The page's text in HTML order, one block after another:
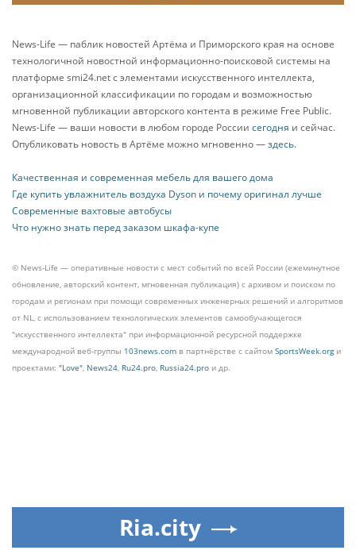
News-Life — паблик новостей Артёма и Приморского края на основе
технологичной новостной информационно-поисковой системы на
платформе smi24.net с элементами искусственного интеллекта,
организационной классификации по городам и возможностью
мгновенной публикации авторского контента в режиме Free Public.
News-Life — ваши новости в любом городе России сегодня и сейчас.
Опубликовать новость в Артёме можно мгновенно —здесь.
Качественная и современная мебель для вашего дома
Где купить увлажнитель воздуха Dyson и почему оригинал лучше
Современные вахтовые автобусы
Что нужно знать перед заказом шкафа-купе
© News-Life — оперативные новости с мест событий по всей России (ежеминутное
обновление, авторский контент, мгновенная публикация) с архивом и поиском по
городам и регионам при помощи современных инженерных решений и алгоритмов
от NL, с использованием технологических элементов самообучающегося
"искусственного интеллекта" при информационной ресурсной поддержке
международной веб-группы 103news.com в партнёрстве с сайтом SportsWeek.orgи
проектами: "Love" News24 Ru24.pro Russia24.pro и др.
Ria.city